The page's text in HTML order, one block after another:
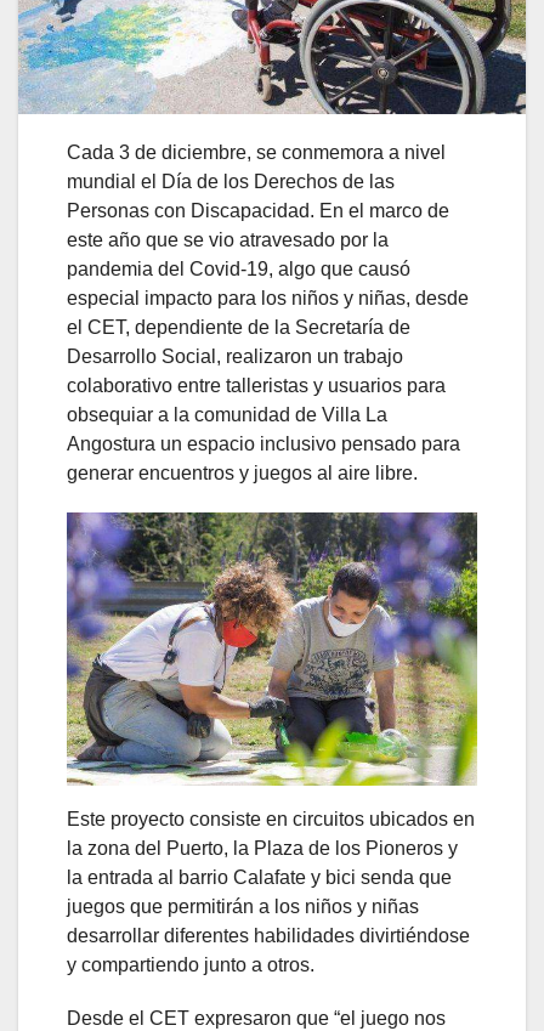
Cada 3 de diciembre, se conmemora a nivel
mundial el Día de los Derechos de las
Personas con Discapacidad. En el marco de
este año que se vio atravesado por la
pandemia del Covid-19, algo que causó
especial impacto para los niños y niñas, desde
el CET, dependiente de la Secretaría de
Desarrollo Social, realizaron un trabajo
colaborativo entre talleristas y usuarios para
obsequiar a la comunidad de Villa La
Angostura un espacio inclusivo pensado para
generar encuentros y juegos al aire libre.
Este proyecto consiste en circuitos ubicados en
la zona del Puerto, la Plaza de los Pioneros y
la entrada al barrio Calafate y bici senda que
juegos que permitirán a los niños y niñas
desarrollar diferentes habilidades divirtiéndose
y compartiendo junto a otros.
Desde el CET expresaron que “el juego nos